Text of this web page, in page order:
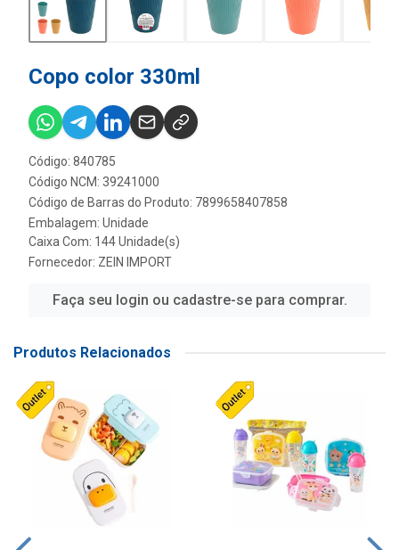
Copo color 330ml
Código: 840785
Código NCM: 39241000
Código de Barras do Produto: 7899658407858
Embalagem: Unidade
Caixa Com: 144 Unidade(s)
Fornecedor: ZEIN IMPORT
Faça seu login ou cadastre-se para comprar.
Produtos Relacionados